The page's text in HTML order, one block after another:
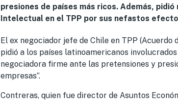
presiones de países más ricos. Además,
Intelectual en el TPP por sus nefastos
El ex negociador jefe de Chile en TPP
pidió a los países latinoamericanos
negociadora firme ante las pretensiones y
empresas”.
Contreras, quien fue director de Asuntos